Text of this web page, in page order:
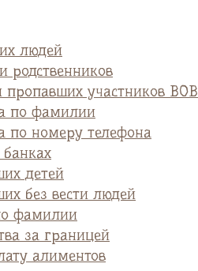
людей
родственников
пропавших участников ВОВ
по фамилии
по номеру телефона
банках
детей
без вести людей
фамилии
за границей
алиментов